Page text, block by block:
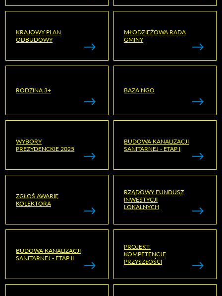
KRAJOWY PLAN
ODBUDOWY
MŁODZIEŻOWA RADA
GMINY
RODZINA 3+ BAZA NGO
WYBORY
PREZYDENCKIE 2025
BUDOWA KANALIZACJI
SANITARNEJ - ETAP I
ZGŁOŚ AWARIĘ
KOLEKTORA
RZĄDOWY FUNDUSZ
INWESTYCJI
LOKALNYCH
BUDOWA KANALIZACJI
SANITARNEJ - ETAP II
PROJEKT:
KOMPETENCJE
PRZYSZŁOŚCI